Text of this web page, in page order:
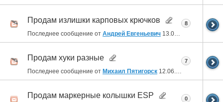
Продам излишки карповых крючков
Последнее сообщение от Андрей Евгеньевич 13.06.2026 13:46
8
Продам хуки разные
Последнее сообщение от Михаил Пятигорск 12.06.2026
7
Продам маркерные колышки ESP 0